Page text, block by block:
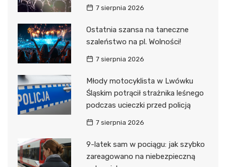
7 sierpnia 2026
Ostatnia szansa na taneczne
szaleństwo na pl. Wolności!
7 sierpnia 2026
Młody motocyklista w Lwówku
Śląskim potrącił strażnika leśnego
podczas ucieczki przed policją
7 sierpnia 2026
9-latek sam w pociągu: jak szybko
zareagowano na niebezpieczną